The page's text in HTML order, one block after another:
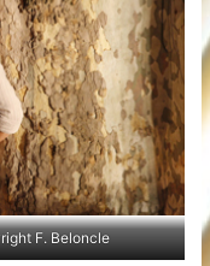
F. Beloncle